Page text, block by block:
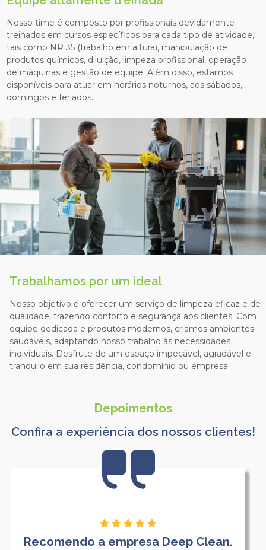
Nosso time é composto por profissionais devidamente
treinados em cursos específicos para cada tipo de atividade,
tais como NR 35 (trabalho em altura), manipulação de
produtos químicos, diluição, limpeza profissional, operação
de máquinas e gestão de equipe. Além disso, estamos
disponíveis para atuar em horários noturnos, aos sábados,
domingos e feriados.
Trabalhamos por um ideal
Nosso objetivo é oferecer um serviço de limpeza eficaz e de
qualidade, trazendo conforto e segurança aos clientes. Com
equipe dedicada e produtos modernos, criamos ambientes
saudáveis, adaptando nosso trabalho às necessidades
individuais. Desfrute de um espaço impecável, agradável e
tranquilo em sua residência, condomínio ou empresa.
Depoimentos
Confira a experiência dos nossos clientes!
Recomendo a empresa Deep Clean.